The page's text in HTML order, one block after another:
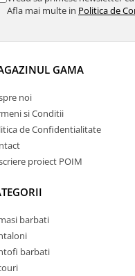
Afla mai multe in Politica de
GAMA
noi
si Conditii
de Confidentialitate
proiect POIM
barbati
barbati